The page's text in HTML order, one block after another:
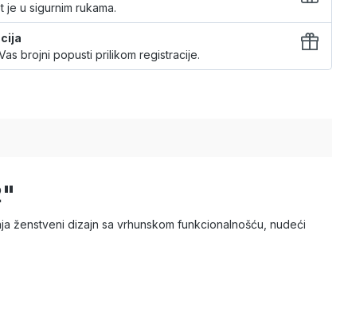
je u sigurnim rukama.
brojni popusti prilikom registracije.
ženstveni dizajn sa vrhunskom funkcionalnošću, nudeći